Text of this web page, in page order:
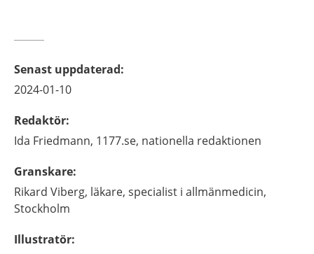
Senast uppdaterad:
2024-01-10
Redaktör:
Ida Friedmann, 1177.se, nationella redaktionen
Granskare:
Rikard Viberg, läkare, specialist i allmänmedicin,
Stockholm
Illustratör: